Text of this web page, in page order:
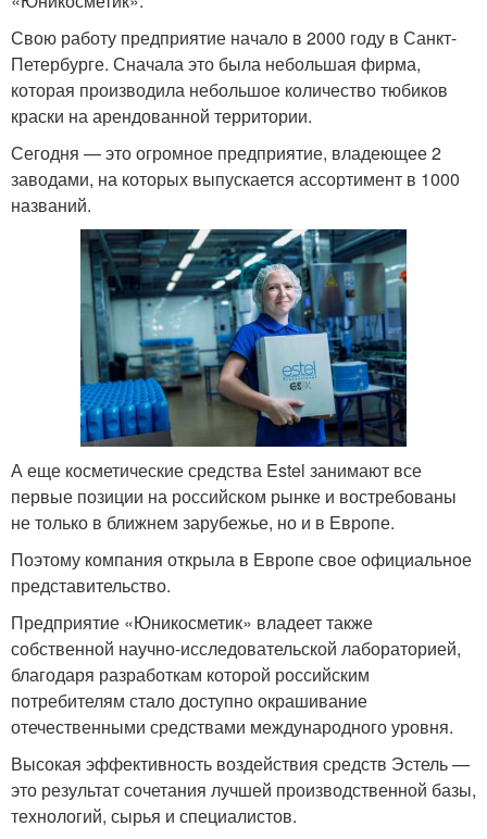
Свою работу предприятие начало в 2000 году в Санкт-
Петербурге. Сначала это была небольшая фирма,
которая производила небольшое количество тюбиков
краски на арендованной территории.
Сегодня — это огромное предприятие, владеющее 2
заводами, на которых выпускается ассортимент в 1000
названий.
А еще косметические средства Estel занимают все
первые позиции на российском рынке и востребованы
не только в ближнем зарубежье, но и в Европе.
Поэтому компания открыла в Европе свое официальное
представительство.
Предприятие «Юникосметик» владеет также
собственной научно-исследовательской лабораторией,
благодаря разработкам которой российским
потребителям стало доступно окрашивание
отечественными средствами международного уровня.
Высокая эффективность воздействия средств Эстель —
это результат сочетания лучшей производственной базы,
технологий, сырья и специалистов.